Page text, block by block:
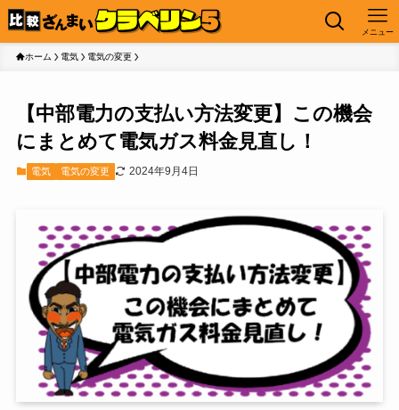
メニュー
ホーム 電気 電気の変更
【中部電力の支払い方法変更】この機会
にまとめて電気ガス料金見直し！
電気 電気の変更 2024年9月4日